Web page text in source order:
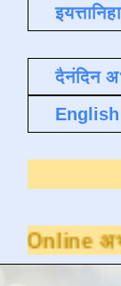
दैनंदिन
दिनांक